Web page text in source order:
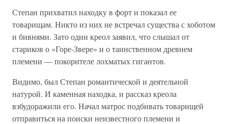
Степан прихватил находку в форт и показал ее
товарищам. Никто из них не встречал существа с хоботом
и бивнями. Зато один креол заявил, что слышал от
стариков о «Горе-Звере» и о таинственном древнем
племени — покорителе лохматых гигантов.
Видимо, был Степан романтической и деятельной
натурой. И каменная находка, и рассказ креола
взбудоражили его. Начал матрос подбивать товарищей
отправиться на поиски неизвестного племени и